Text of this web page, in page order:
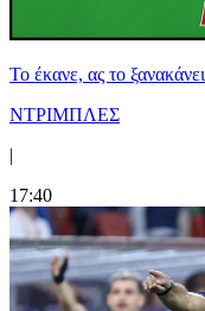
Το έκανε, ας το ξανακάνει
ΝΤΡΙΜΠΛΕΣ
|
17:40